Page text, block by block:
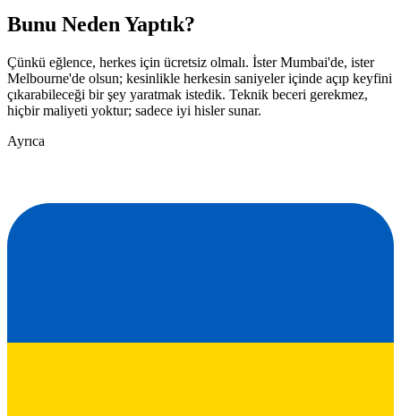
Bunu Neden Yaptık?
Çünkü eğlence, herkes için ücretsiz olmalı. İster Mumbai'de, ister
Melbourne'de olsun; kesinlikle herkesin saniyeler içinde açıp keyfini
çıkarabileceği bir şey yaratmak istedik. Teknik beceri gerekmez,
hiçbir maliyeti yoktur; sadece iyi hisler sunar.
Ayrıca